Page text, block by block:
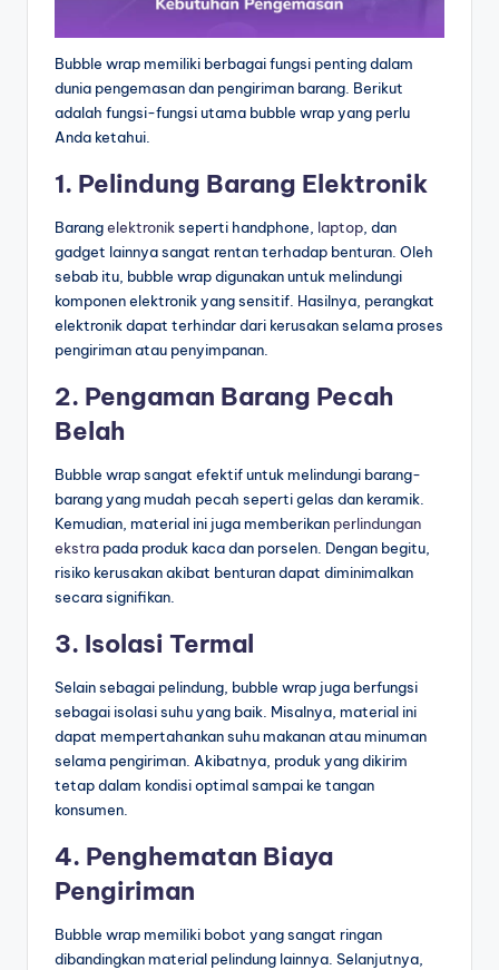
Bubble wrap memiliki berbagai fungsi penting dalam
dunia pengemasan dan pengiriman barang. Berikut
adalah fungsi-fungsi utama bubble wrap yang perlu
Anda ketahui.
1. Pelindung Barang Elektronik
Barangelektronikseperti handphone, laptop, dan
gadget lainnya sangat rentan terhadap benturan. Oleh
sebab itu, bubble wrap digunakan untuk melindungi
komponen elektronik yang sensitif. Hasilnya, perangkat
elektronik dapat terhindar dari kerusakan selama proses
pengiriman atau penyimpanan.
2. Pengaman Barang Pecah
Belah
Bubble wrap sangat efektif untuk melindungi barang-
barang yang mudah pecah seperti gelas dan keramik.
Kemudian, material ini juga memberikan perlindungan
ekstra pada produk kaca dan porselen. Dengan begitu,
risiko kerusakan akibat benturan dapat diminimalkan
secara signifikan.
3. Isolasi Termal
Selain sebagai pelindung, bubble wrap juga berfungsi
sebagai isolasi suhu yang baik. Misalnya, material ini
dapat mempertahankan suhu makanan atau minuman
selama pengiriman. Akibatnya, produk yang dikirim
tetap dalam kondisi optimal sampai ke tangan
konsumen.
4. Penghematan Biaya
Pengiriman
Bubble wrap memiliki bobot yang sangat ringan
dibandingkan material pelindung lainnya. Selanjutnya,